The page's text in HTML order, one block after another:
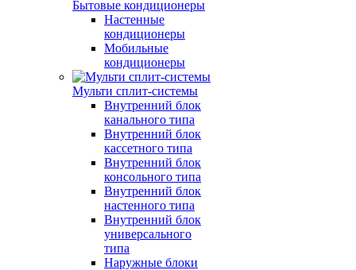
Бытовые кондиционеры
Настенные
кондиционеры
Мобильные
кондиционеры
Мульти сплит-системы
Внутренний блок
канального типа
Внутренний блок
кассетного типа
Внутренний блок
консольного типа
Внутренний блок
настенного типа
Внутренний блок
универсального
типа
Наружные блоки